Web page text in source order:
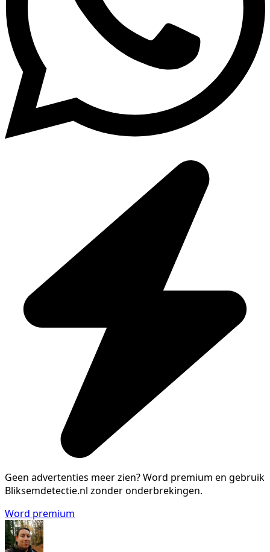
Geen advertenties meer zien?Word premium en gebruik
Bliksemdetectie.nl zonder onderbrekingen.
Word premium